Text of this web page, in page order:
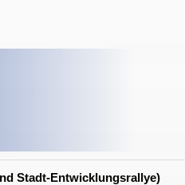
Stadt-Entwicklungsrallye)